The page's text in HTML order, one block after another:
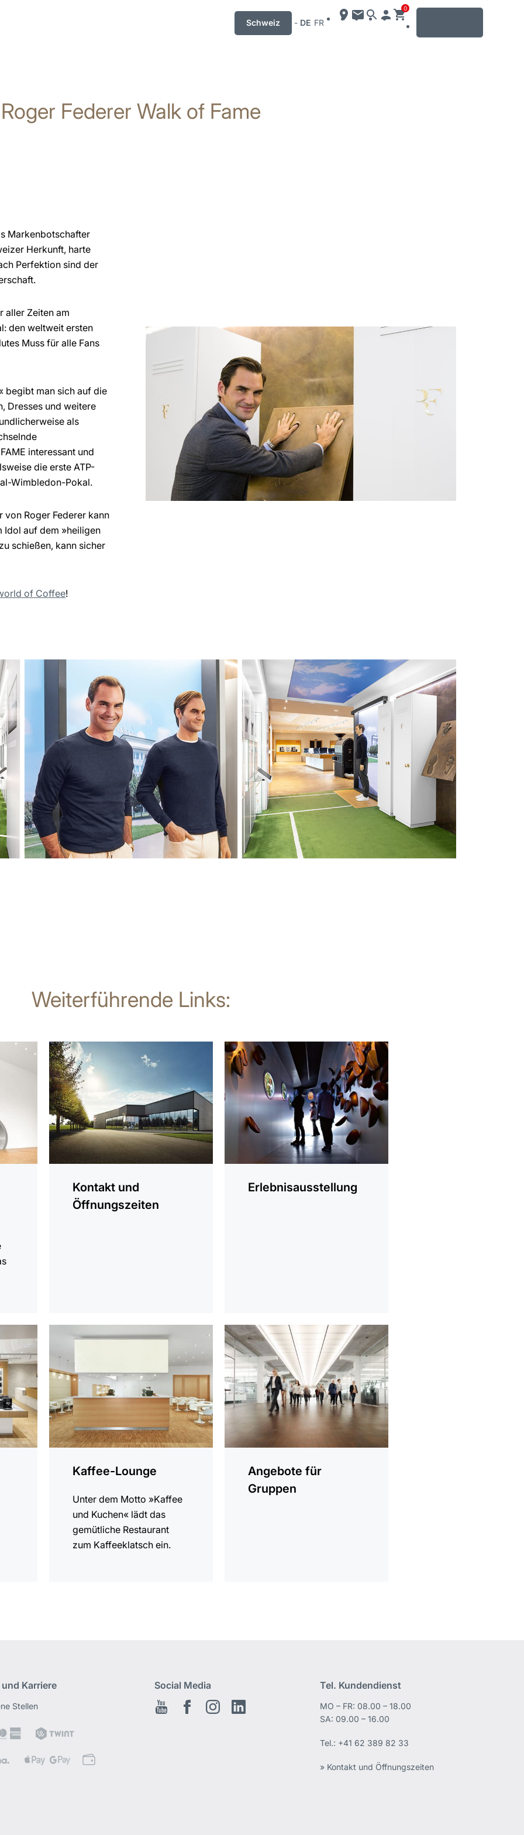
Schweiz - DE FR
0
Roger Federer Walk of Fame
Markenbotschafter
Herkunft, harte
Perfektion sind der
aller Zeiten am
den weltweit ersten
Muss für alle Fans
begibt man sich auf die
Dresses und weitere
als
interessant und
die erste ATP-
Wimbledon-Pokal.
Roger Federer kann
Idol auf dem »heiligen
schießen, kann sicher
of Coffee!
Weiterführende Links:
Kontakt und
Öffnungszeiten
mehr
erfahren
Erlebnisausstellung
mehr
erfahren
Kaffee-Lounge
Unter dem Motto »Kaffee
und Kuchen« lädt das
gemütliche Restaurant
zum Kaffeeklatsch ein.
Angebote für
Gruppen
mehr
erfahren
Karriere
Stellen
Social Media
Youtube FacebookInstagram
Tel. Kundendienst
MO – FR: 08.00 – 18.00
SA: 09.00 – 16.00
Tel.: +41 62 389 82 33
» Kontakt und Öffnungszeiten